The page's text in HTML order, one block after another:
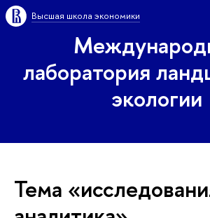
Высшая школа экономики
лаборатория
экологии
Тема